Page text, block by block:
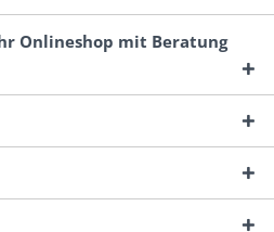
Onlineshop mit Beratung